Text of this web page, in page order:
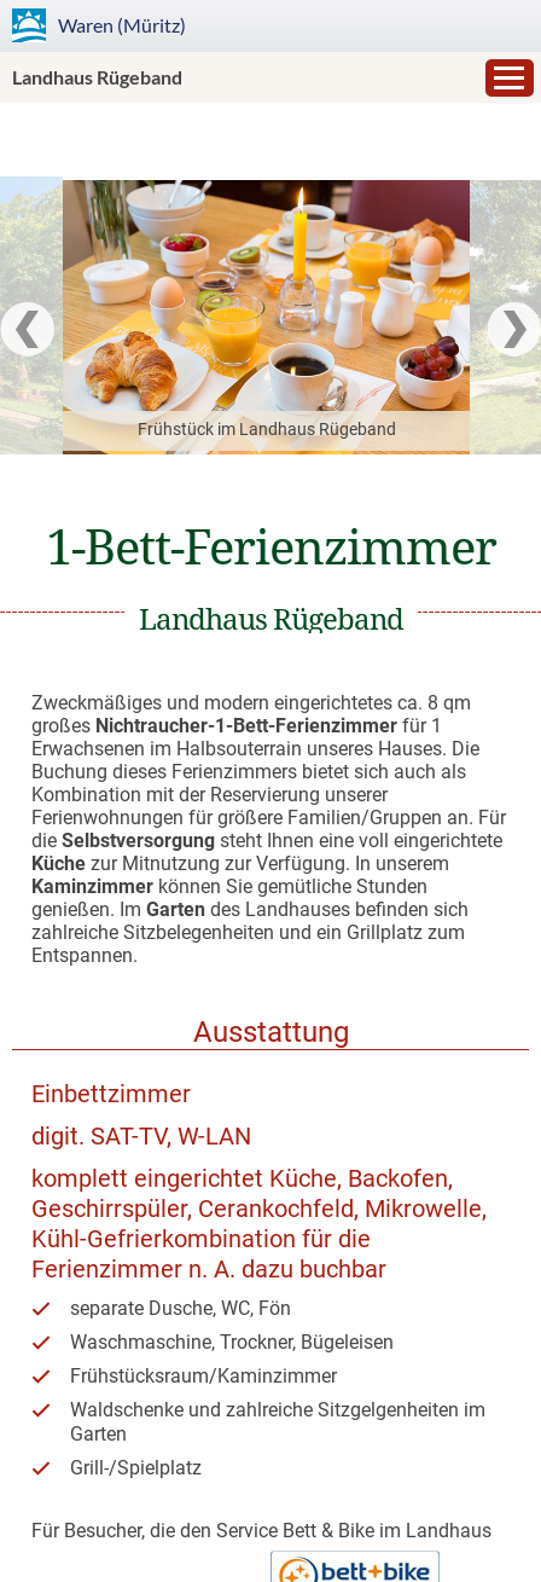
Waren (Müritz)
Landhaus Rügeband
Frühstück im Landhaus Rügeband
1-Bett-Ferienzimmer
Landhaus Rügeband
Zweckmäßiges und modern eingerichtetes ca. 8 qm
großes Nichtraucher-1-Bett-Ferienzimmer für 1
Erwachsenen im Halbsouterrain unseres Hauses. Die
Buchung dieses Ferienzimmers bietet sich auch als
Kombination mit der Reservierung unserer
Ferienwohnungen für größere Familien/Gruppen an. Für
die Selbstversorgung steht Ihnen eine voll eingerichtete
Küche zur Mitnutzung zur Verfügung. In unserem
Kaminzimmer können Sie gemütliche Stunden
genießen. Im Garten des Landhauses befinden sich
zahlreiche Sitzbelegenheiten und ein Grillplatz zum
Entspannen.
Ausstattung
Einbettzimmer
digit. SAT-TV, W-LAN
komplett eingerichtet Küche, Backofen,
Geschirrspüler, Cerankochfeld, Mikrowelle,
Kühl-Gefrierkombination für die
Ferienzimmer n. A. dazu buchbar
separate Dusche, WC, Fön
Waschmaschine, Trockner, Bügeleisen
Frühstücksraum/Kaminzimmer
Waldschenke und zahlreiche Sitzgelgenheiten im
Garten
Grill-/Spielplatz
Für Besucher, die den Service Bett & Bike im Landhaus